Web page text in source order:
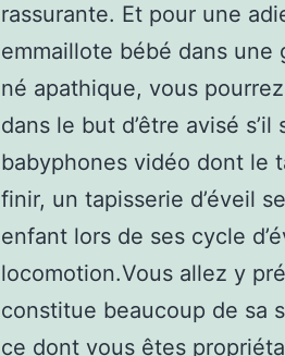
rassurante. Et pour une
emmaillote bébé dans
né apathique, vous
dans le but d’être avisé
babyphones vidéo dont le
finir, un tapisserie d’éveil
enfant lors de ses cycle
locomotion.Vous allez y
constitue beaucoup de sa
ce dont vous êtes